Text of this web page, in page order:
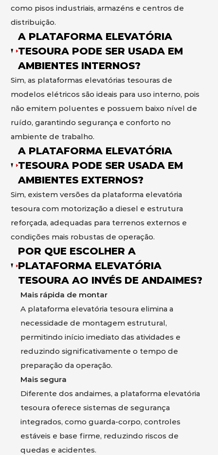
como pisos industriais, armazéns e centros de
distribuição.
A PLATAFORMA ELEVATÓRIA
TESOURA PODE SER USADA EM
AMBIENTES INTERNOS?
Sim, as plataformas elevatórias tesouras de
modelos elétricos são ideais para uso interno, pois
não emitem poluentes e possuem baixo nível de
ruído, garantindo segurança e conforto no
ambiente de trabalho.
A PLATAFORMA ELEVATÓRIA
TESOURA PODE SER USADA EM
AMBIENTES EXTERNOS?
Sim, existem versões da plataforma elevatória
tesoura com motorização a diesel e estrutura
reforçada, adequadas para terrenos externos e
condições mais robustas de operação.
POR QUE ESCOLHER A
PLATAFORMA ELEVATÓRIA
TESOURA AO INVÉS DE ANDAIMES?
Mais rápida de montar
A plataforma elevatória tesoura elimina a
necessidade de montagem estrutural,
permitindo início imediato das atividades e
reduzindo significativamente o tempo de
preparação da operação.
Mais segura
Diferente dos andaimes, a plataforma elevatória
tesoura oferece sistemas de segurança
integrados, como guarda-corpo, controles
estáveis e base firme, reduzindo riscos de
quedas e acidentes.